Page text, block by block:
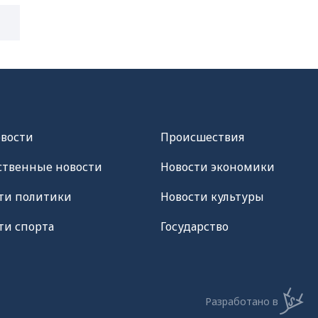
новости
политики
спорта
Происшествия
Новости экономики
Новости культуры
Государство
Разработано в